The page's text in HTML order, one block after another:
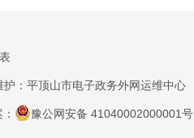
护：平顶山市电子政务外网运维中心
豫公网安备 41040002000001号